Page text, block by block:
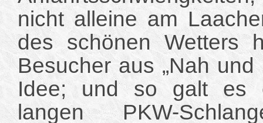
nicht alleine am
des schönen Wetters
Besucher aus „Nah und
Idee; und so galt es
langen PKW-